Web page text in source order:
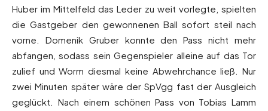
Huber im Mittelfeld das Leder zu weit vorlegte, spielten
die Gastgeber den gewonnenen Ball sofort steil nach
vorne. Domenik Gruber konnte den Pass nicht mehr
abfangen, sodass sein Gegenspieler alleine auf das Tor
zulief und Worm diesmal keine Abwehrchance ließ. Nur
zwei Minuten später wäre der SpVgg fast der Ausgleich
geglückt. Nach einem schönen Pass von Tobias Lamm